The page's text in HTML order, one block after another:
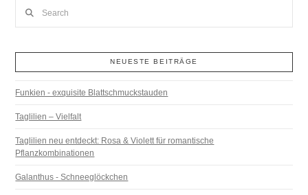
NEUESTE BEITRÄGE
Funkien - exquisite Blattschmuckstauden
Taglilien – Vielfalt
Taglilien neu entdeckt: Rosa & Violett für romantische
Pflanzkombinationen
Galanthus - Schneeglöckchen